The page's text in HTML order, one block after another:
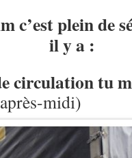
c’est plein de
il y a :
circulation tu
midi)